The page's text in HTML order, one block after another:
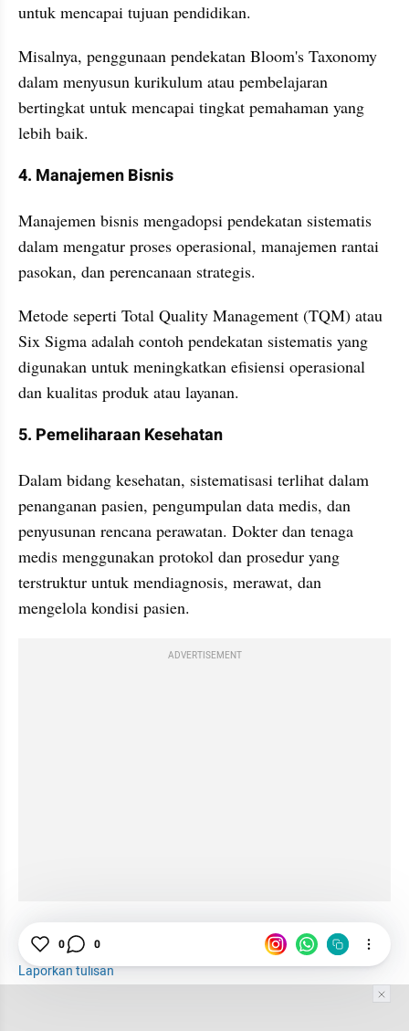
untuk mencapai tujuan pendidikan.
Misalnya, penggunaan pendekatan Bloom's Taxonomy
dalam menyusun kurikulum atau pembelajaran
bertingkat untuk mencapai tingkat pemahaman yang
lebih baik.
4. Manajemen Bisnis
Manajemen bisnis mengadopsi pendekatan sistematis
dalam mengatur proses operasional, manajemen rantai
pasokan, dan perencanaan strategis.
Metode seperti Total Quality Management (TQM) atau
Six Sigma adalah contoh pendekatan sistematis yang
digunakan untuk meningkatkan efisiensi operasional
dan kualitas produk atau layanan.
5. Pemeliharaan Kesehatan
Dalam bidang kesehatan, sistematisasi terlihat dalam
penanganan pasien, pengumpulan data medis, dan
penyusunan rencana perawatan. Dokter dan tenaga
medis menggunakan protokol dan prosedur yang
terstruktur untuk mendiagnosis, merawat, dan
mengelola kondisi pasien.
ADVERTISEMENT
Organisasi
Manajemen
Laporkan tulisan
0 0